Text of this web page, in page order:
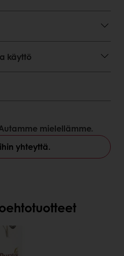
käyttö
mielellämme.
yhteyttä.